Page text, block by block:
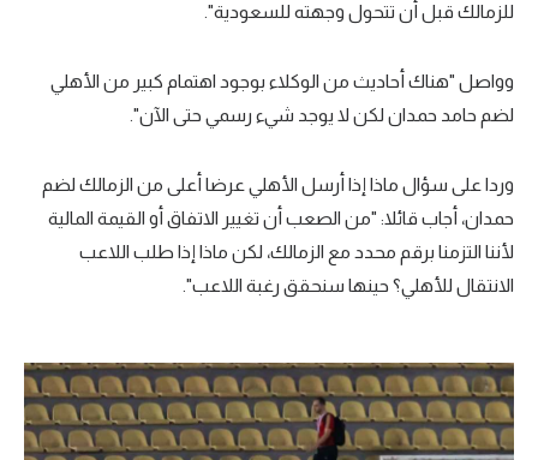
للزمالك قبل أن تتحول وجهته للسعودية".
وواصل "هناك أحاديث من الوكلاء بوجود اهتمام كبير من الأهلي
لضم حامد حمدان لكن لا يوجد شيء رسمي حتى الآن".
وردا على سؤال ماذا إذا أرسل الأهلي عرضا أعلى من الزمالك لضم
حمدان، أجاب قائلا: "من الصعب أن تغيير الاتفاق أو القيمة المالية
لأننا التزمنا برقم محدد مع الزمالك، لكن ماذا إذا طلب اللاعب
الانتقال للأهلي؟ حينها سنحقق رغبة اللاعب".